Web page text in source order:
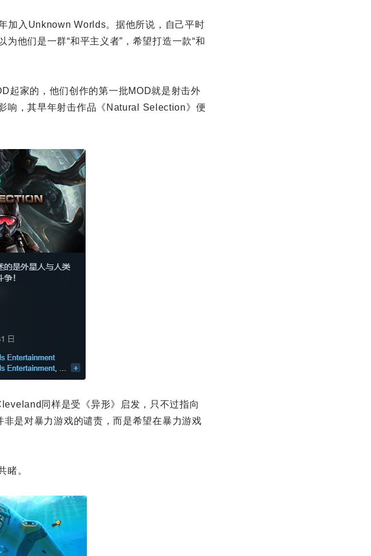
加入Unknown Worlds。据他所说，自己平时
他们是一群“和平主义者”，希望打造一款“和
起家的，他们创作的第一批MOD就是射击外
响，其早年射击作品《Natural Selection》便
同样是受《异形》启发，只不过指向
是对暴力游戏的谴责，而是希望在暴力游戏
睹。